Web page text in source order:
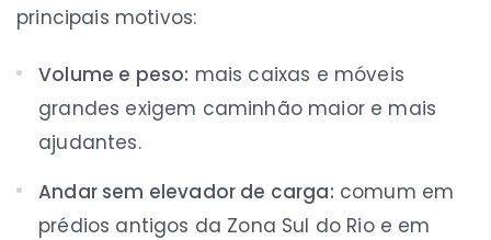
principais motivos:
Volume e peso: mais caixas e móveis
grandes exigem caminhão maior e mais
ajudantes.
Andar sem elevador de carga: comum em
prédios antigos da Zona Sul do Rio e em